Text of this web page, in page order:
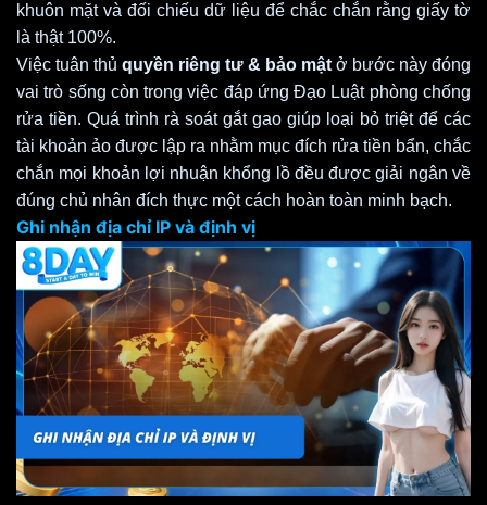
khuôn mặt và đối chiếu dữ liệu để chắc chắn rằng giấy tờ
là thật 100%.
Việc tuân thủ quyền riêng tư & bảo mật ở bước này đóng
vai trò sống còn trong việc đáp ứng Đạo Luật phòng chống
rửa tiền. Quá trình rà soát gắt gao giúp loại bỏ triệt để các
tài khoản ảo được lập ra nhằm mục đích rửa tiền bẩn, chắc
chắn mọi khoản lợi nhuận khổng lồ đều được giải ngân về
đúng chủ nhân đích thực một cách hoàn toàn minh bạch.
Ghi nhận địa chỉ IP và định vị